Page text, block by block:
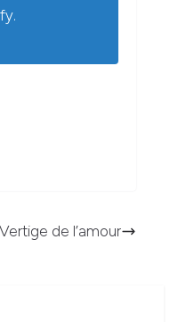
de l’amour